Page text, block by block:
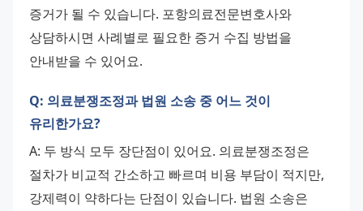
증거가 될 수 있습니다. 포항의료전문변호사와
상담하시면 사례별로 필요한 증거 수집 방법을
안내받을 수 있어요.
Q: 의료분쟁조정과 법원 소송 중 어느 것이
유리한가요?
A: 두 방식 모두 장단점이 있어요. 의료분쟁조정은
절차가 비교적 간소하고 빠르며 비용 부담이 적지만,
강제력이 약하다는 단점이 있습니다. 법원 소송은